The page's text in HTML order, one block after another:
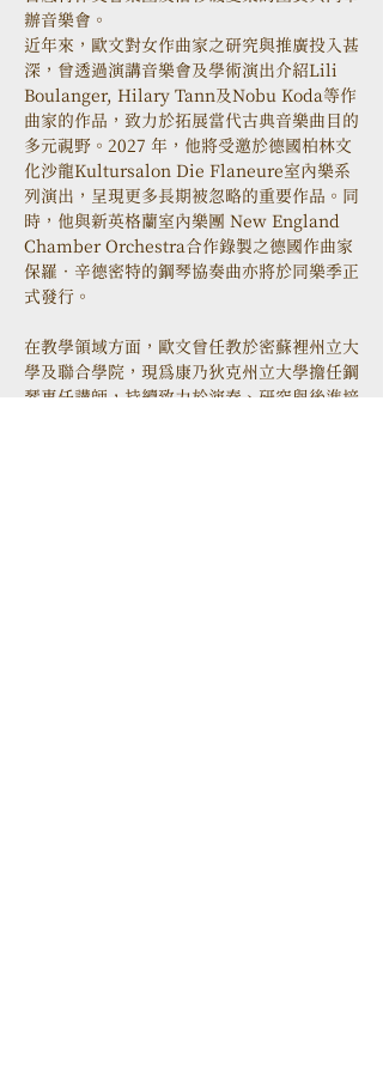
辦音樂會。
近年來，歐文對女作曲家之研究與推廣投入甚
深，曾透過演講音樂會及學術演出介紹Lili
Boulanger, Hilary Tann及Nobu Koda等作
曲家的作品，致力於拓展當代古典音樂曲目的
多元視野。2027 年，他將受邀於德國柏林文
化沙龍Kultursalon Die Flaneure室內樂系
列演出，呈現更多長期被忽略的重要作品。同
時，他與新英格蘭室內樂團 New England
Chamber Orchestra合作錄製之德國作曲家
保羅．辛德密特的鋼琴協奏曲亦將於同樂季正
式發行。
在教學領域方面，歐文曾任教於密蘇裡州立大
學及聯合學院，現為康乃狄克州立大學擔任鋼
琴專任講師，持續致力於演奏、研究與後進培